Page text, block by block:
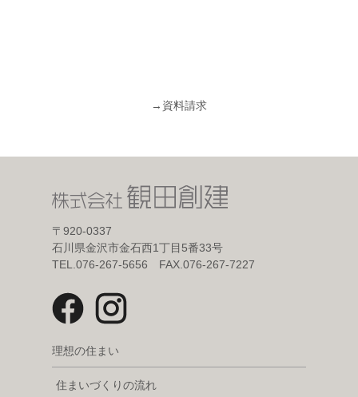
→ 資料請求
〒920-0337
石川県金沢市金石西1丁目5番33号
TEL.076-267-5656 FAX.076-267-7227
理想の住まい
住まいづくりの流れ